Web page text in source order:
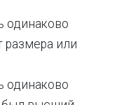
одинаково
размера или
одинаково